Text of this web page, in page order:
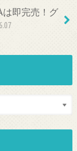
は即完売！グ